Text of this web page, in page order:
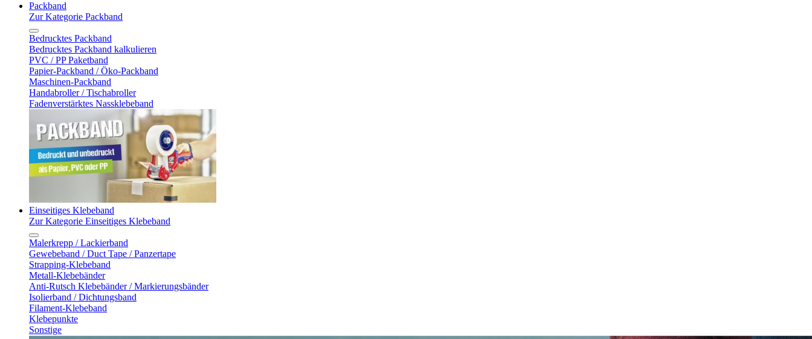
Packband
Zur Kategorie Packband
Bedrucktes Packband
Bedrucktes Packband kalkulieren
PVC / PP Paketband
Papier-Packband / Öko-Packband
Maschinen-Packband
Handabroller / Tischabroller
Fadenverstärktes Nassklebeband
Einseitiges Klebeband
Zur Kategorie Einseitiges Klebeband
Malerkrepp / Lackierband
Gewebeband / Duct Tape / Panzertape
Strapping-Klebeband
Metall-Klebebänder
Anti-Rutsch Klebebänder / Markierungsbänder
Isolierband / Dichtungsband
Filament-Klebeband
Klebepunkte
Sonstige